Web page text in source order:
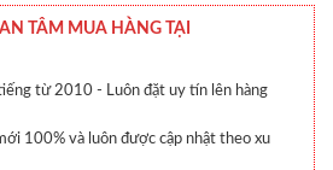
AN TÂM MUA HÀNG TẠI
từ 2010 - Luôn đặt uy tín lên hàng
100% và luôn được cập nhật theo xu